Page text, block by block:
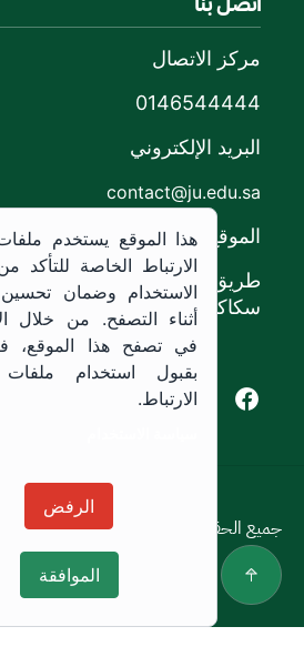
مركز الاتصال
0146544444
البريد الإلكتروني
contact@ju.edu.sa
الموقع
طريق الملك خالد،
سكاكا, المملكة العربية
Facebook of Jouf University
X of Jouf University
سياسة الاستخدام
جميع الحقوق
الجوف
هذا الموقع يستخدم
الارتباط الخاصة للتأكد
الاستخدام وضمان
أثناء التصفح. من خلال
في تصفح هذا الموقع،
بقبول استخدام
الارتباط.
الرفض
الموافقة